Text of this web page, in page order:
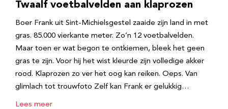
Twaalf voetbalvelden aan klaprozen
Boer Frank uit Sint-Michielsgestel zaaide zijn land in met
gras. 85.000 vierkante meter. Zo’n 12 voetbalvelden.
Maar toen er wat begon te ontkiemen, bleek het geen
gras te zijn. Voor hij het wist kleurde zijn volledige akker
rood. Klaprozen zo ver het oog kan reiken. Oeps. Van
glimlach tot trouwfoto Zelf kan Frank er gelukkig…
Lees meer